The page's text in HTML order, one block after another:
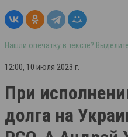
Нашли опечатку в тексте?
12:00, 10 июля 2023 г.
При
долга на